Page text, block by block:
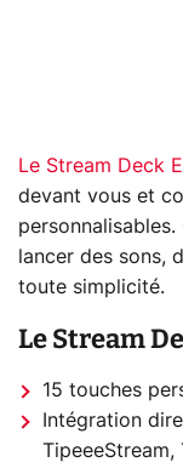
Le Stream Deck
devant vous et
lancer des sons,
toute simplicité.
Le Stream
15 touches
Intégration
TipeeeStream,